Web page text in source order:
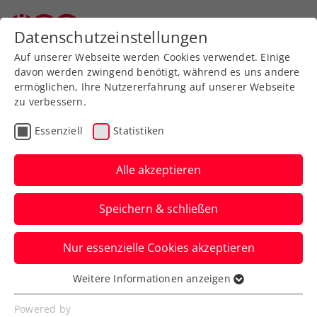
Zurück zur Newsübersicht
Verbands-Info
Österreichs Top-Jugend
schwitzt wieder im ÖTV-
Leistungszentrum
Südstadt
Es ist Halbzeit bei den Herbst-
Nationaltrainings – mit einem äußerst
positiven Zwischenfazit.
Datenschutzeinstellungen
Auf unserer Webseite werden Cookies verwendet. Einige
davon werden zwingend benötigt, während es uns andere
ermöglichen, Ihre Nutzererfahrung auf unserer Webseite
zu verbessern.
Essenziell Statistiken
Alle akzeptieren
Speichern & schließen
Nur essenzielle Cookies akzeptieren
Essenziell
Essenzielle Cookies werden für grundlegende
Weitere Informationen anzeigen
Powered by